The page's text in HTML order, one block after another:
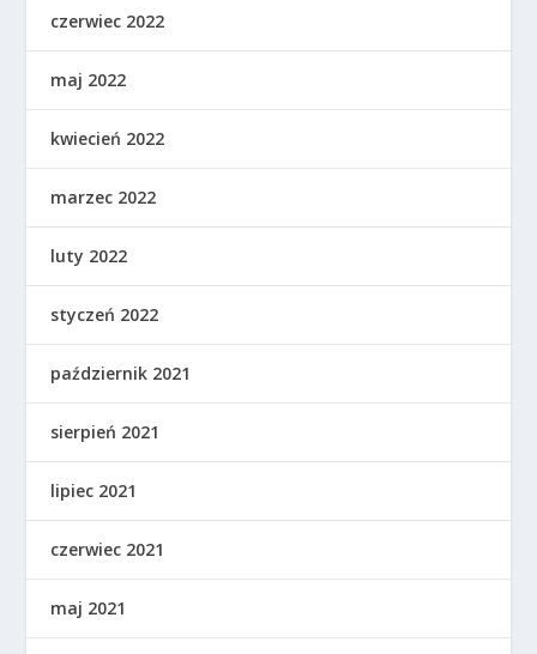
czerwiec 2022
maj 2022
kwiecień 2022
marzec 2022
luty 2022
styczeń 2022
październik 2021
sierpień 2021
lipiec 2021
czerwiec 2021
maj 2021